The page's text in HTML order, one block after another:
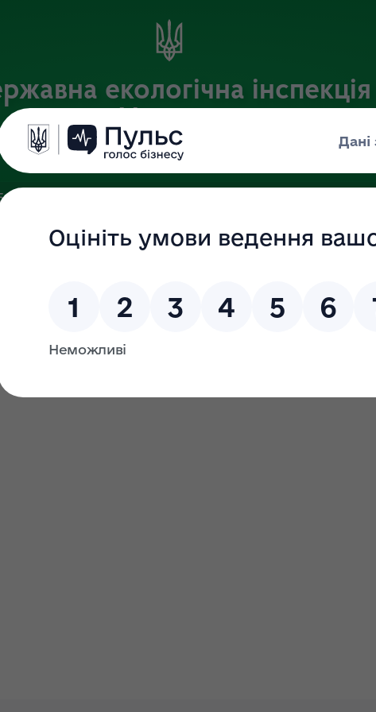
екологічна інспекція
України
Офіційний веб-портал Державної екологічної інспекції України
нагляду (контролю) за 9